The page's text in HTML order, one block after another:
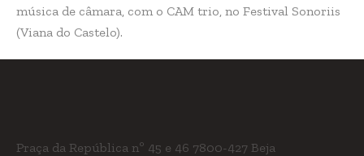
música de câmara, com o CAM trio, no Festival Sonoriis
(Viana do Castelo).
Praça da República nº 45 e 46 7800-427 Beja